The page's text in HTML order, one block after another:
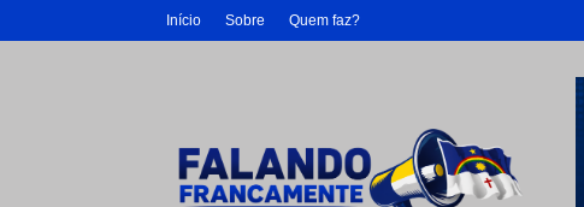
Início Sobre Quem faz?